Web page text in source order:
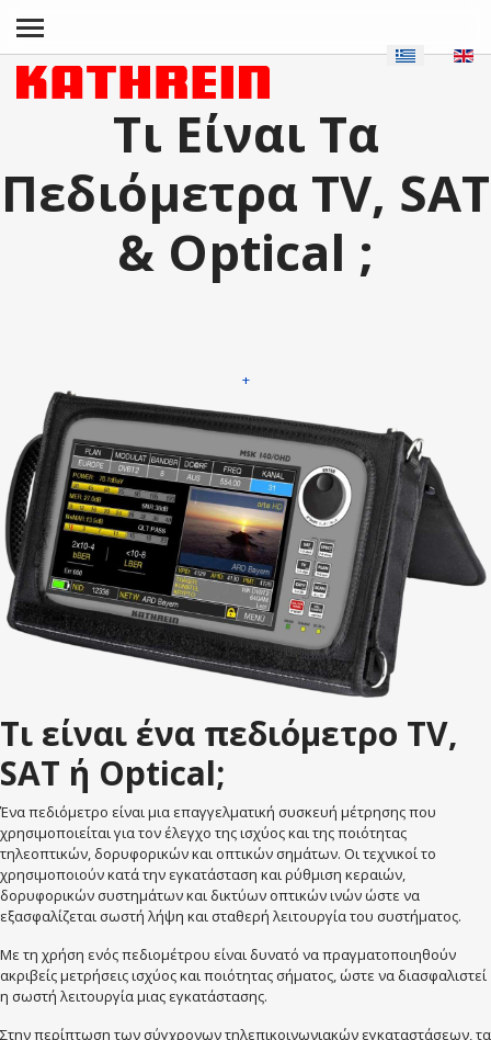
Τι Είναι Τα
Πεδιόμετρα TV, SAT
& Optical ;
+
Τι είναι ένα πεδιόμετρο TV,
SAT ή Optical;
Ένα πεδιόμετρο είναι μια επαγγελματική συσκευή μέτρησης που
χρησιμοποιείται για τον έλεγχο της ισχύος και της ποιότητας
τηλεοπτικών, δορυφορικών και οπτικών σημάτων. Οι τεχνικοί το
χρησιμοποιούν κατά την εγκατάσταση και ρύθμιση κεραιών,
δορυφορικών συστημάτων και δικτύων οπτικών ινών ώστε να
εξασφαλίζεται σωστή λήψη και σταθερή λειτουργία του συστήματος.
Με τη χρήση ενός πεδιομέτρου είναι δυνατό να πραγματοποιηθούν
ακριβείς μετρήσεις ισχύος και ποιότητας σήματος, ώστε να διασφαλιστεί
η σωστή λειτουργία μιας εγκατάστασης.
Στην περίπτωση των σύγχρονων τηλεπικοινωνιακών εγκαταστάσεων, τα